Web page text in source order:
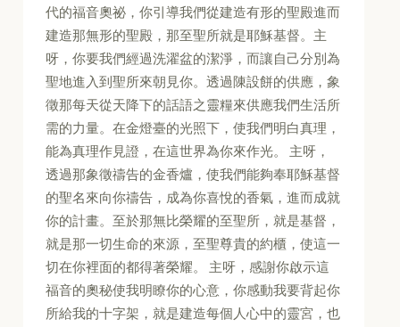
代的福音奧祕，你引導我們從建造有形的聖殿進而
建造那無形的聖殿，那至聖所就是耶穌基督。主
呀，你要我們經過洗濯盆的潔淨，而讓自己分別為
聖地進入到聖所來朝見你。透過陳設餅的供應，象
徵那每天從天降下的話語之靈糧來供應我們生活所
需的力量。在金燈臺的光照下，使我們明白真理，
能為真理作見證，在這世界為你來作光。 主呀，
透過那象徵禱告的金香爐，使我們能夠奉耶穌基督
的聖名來向你禱告，成為你喜悅的香氣，進而成就
你的計畫。至於那無比榮耀的至聖所，就是基督，
就是那一切生命的來源，至聖尊貴的約櫃，使這一
切在你裡面的都得著榮耀。 主呀，感謝你啟示這
福音的奧秘使我明瞭你的心意，你感動我要背起你
所給我的十字架，就是建造每個人心中的靈宮，也